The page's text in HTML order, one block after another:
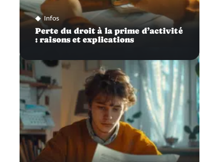
Infos
Perte du droit à la prime d’activité
: raisons et explications